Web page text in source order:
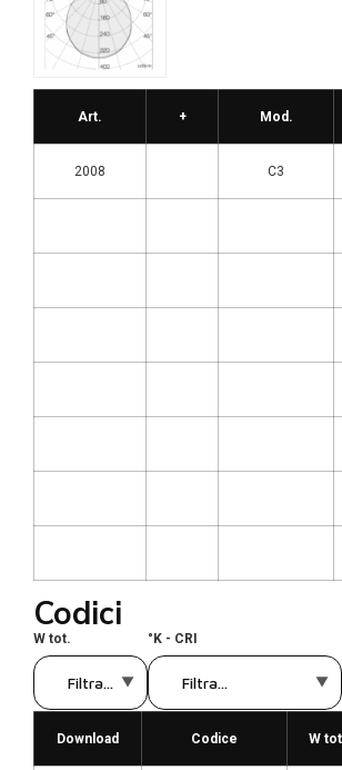
Art. + Mod.
2008 C3
Codici
W tot. °K - CRI
Download Codice W